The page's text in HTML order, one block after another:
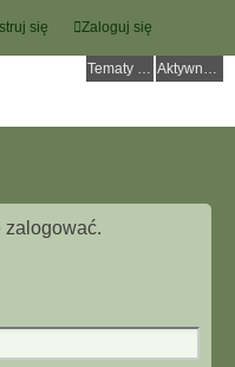
Zaloguj się
się
Tematy bez odpowiedzi Aktywne tematy
zalogować.